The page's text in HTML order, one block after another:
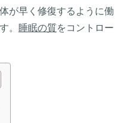
が早く修復するように働
。
睡眠の質をコントロー